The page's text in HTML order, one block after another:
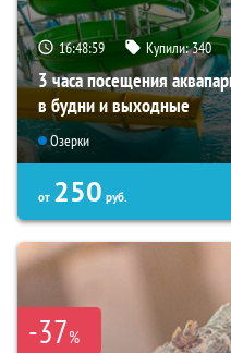
16:48:57 Купили:340
3 часа посещения
в будни и выходные
Озерки
от 250 руб.
-37%